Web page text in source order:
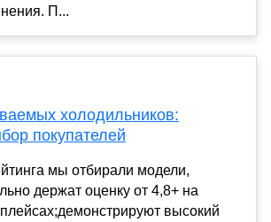
П...
холодильников:
покупателей
мы отбирали модели,
держат оценку от 4,8+ на
высокий